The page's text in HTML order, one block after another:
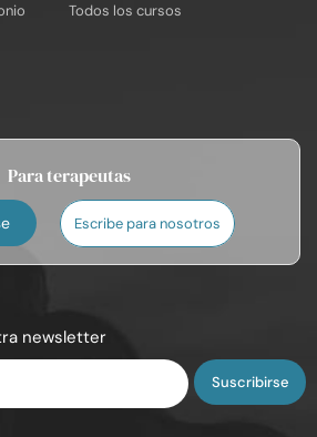
Todos los cursos
Para terapeutas
Escribe para nosotros
newsletter